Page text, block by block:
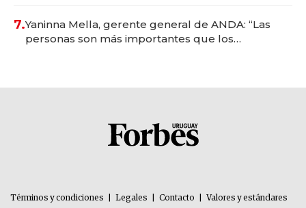
7.Yaninna Mella, gerente general de ANDA: “Las
personas son más importantes que los
Términos y condiciones Legales Contacto
Valores y estándares